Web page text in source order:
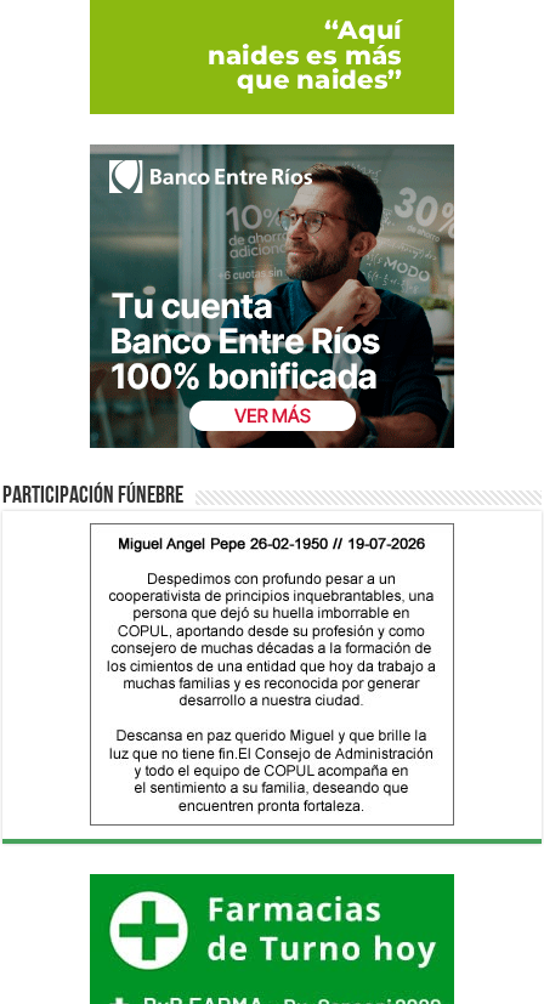
Participación fúnebre